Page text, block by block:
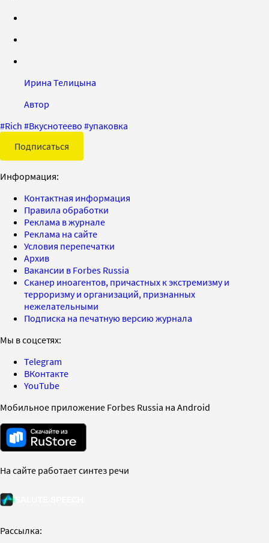
Ирина Телицына
Автор
#Rich #Вкуснотеево #упаковка
Подписаться
Информация:
Контактная информация
Правила обработки
Реклама в журнале
Реклама на сайте
Условия перепечатки
Архив
Вакансии в Forbes Russia
Сканер иноагентов, причастных к экстремизму и
терроризму и организаций, признанных
нежелательными
Подписка на печатную версию журнала
Мы в соцсетях:
Telegram
ВКонтакте
YouTube
Мобильное приложение Forbes Russia на Android
На сайте работает синтез речи
Рассылка: